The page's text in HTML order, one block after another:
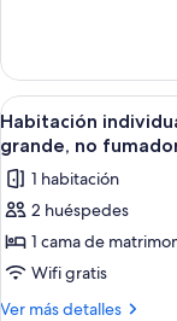
de
matrimonio,
no
fumadores
doble,
camas
de
matrimonio,
no
fumadores
Abrir
todas
las
fotos
de
Habitación
individual
estándar,
4
Habitación
grande, no
1 habitación
2 huéspedes
1 cama de
Wifi gratis
Ver más detalles
Más